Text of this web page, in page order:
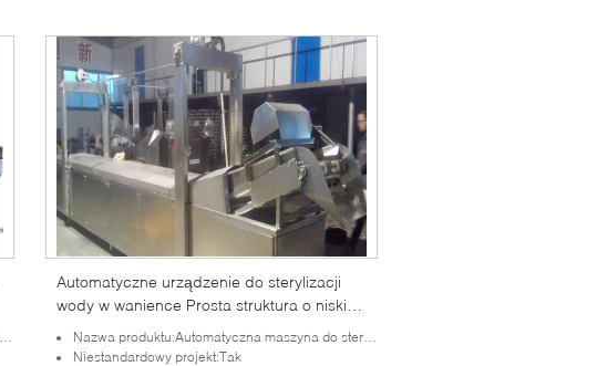
Automatyczne urządzenie do sterylizacji
wody w wanience Prosta struktura o niskim
poziomie hałasu
Nazwa produktu:Automatyczna maszyna do sterylizacji wanien wodnych
Niestandardowy projekt:Tak